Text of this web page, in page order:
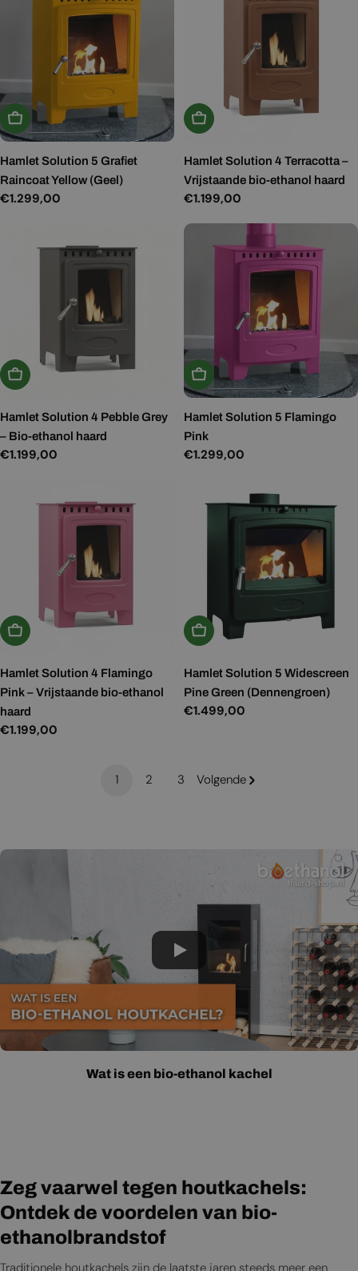
In Winkelwagen
Hamlet Solution 5 Grafiet
Raincoat Yellow (Geel)
Normale
€1.299,00
In Winkelwagen
Hamlet Solution 4 Terracotta –
Vrijstaande bio-ethanol haard
Normale
€1.199,00
In Winkelwagen
Hamlet Solution 4 Pebble Grey
– Bio-ethanol haard
Normale
€1.199,00
In Winkelwagen
Hamlet Solution 5 Flamingo
Pink
Normale
€1.299,00
In Winkelwagen
Hamlet Solution 4 Flamingo
Pink – Vrijstaande bio-ethanol
haard
Normale
€1.199,00
In Winkelwagen
Hamlet Solution 5 Widescreen
Pine Green (Dennengroen)
Normale
€1.499,00
1 2 3 Volgende
Wat is een bio-ethanol kachel
Zeg vaarwel tegen houtkachels:
Ontdek de voordelen van bio-
ethanolbrandstof
Traditionele houtkachels zijn de laatste jaren steeds meer een